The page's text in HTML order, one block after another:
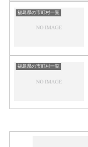
福島県の市町村一覧
福島県の市町村一覧